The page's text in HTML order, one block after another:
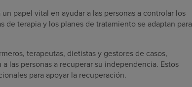
papel vital en ayudar a las personas a controlar los
de terapia y los planes de tratamiento se adaptan para
terapeutas, dietistas y gestores de casos,
las personas a recuperar su independencia. Estos
para apoyar la recuperación.